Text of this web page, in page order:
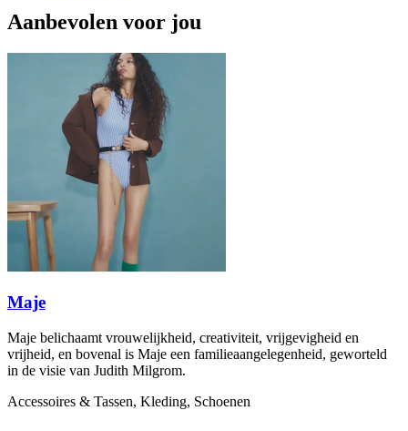
Aanbevolen voor jou
Maje
Maje belichaamt vrouwelijkheid, creativiteit, vrijgevigheid en
vrijheid, en bovenal is Maje een familieaangelegenheid, geworteld
in de visie van Judith Milgrom.
Accessoires & Tassen, Kleding, Schoenen